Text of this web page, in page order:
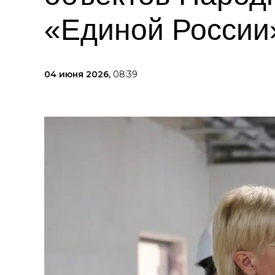
«Единой
04 июня 2026, 08:39